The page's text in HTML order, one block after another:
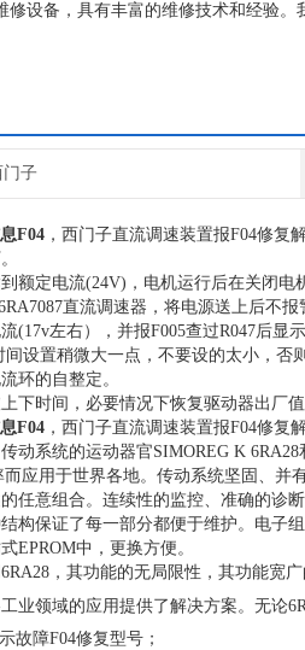
修设备，具有丰富的维修技术和经验
门子
F04 ，西门子直流调速装置报F04修复
额定电流(24V)，电机运行后在关闭
直流调速器，将电源送上后不
(17v左右），并报F005查过R047后
设置稍微大一点，不要设的太小，
环的自整定。
下时间，必要情况下恢复驱动器出厂
F04 ，西门子直流调速装置报F04修复
动系统的运动器官SIMOREG K
应用于世界各地。传动系统坚固、
任意组合。连续性的监控、准确的诊
构保证了每一部分都便于维护。电子
EPROM中，更换方便。
，其功能的无局限性，其功能宽
业领域的应用提供了解决方案。无论
故障F04修复型号；